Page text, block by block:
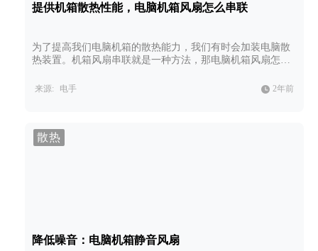
提供机箱散热性能，电脑机箱风扇怎么串联
为了提高我们电脑机箱的散热能力，我们有时会加装电脑散
热装置。机箱风扇串联就是一种方法，那电脑机箱风扇怎么
来源: 电手 2年前
散热
降低噪音：电脑机箱静音风扇